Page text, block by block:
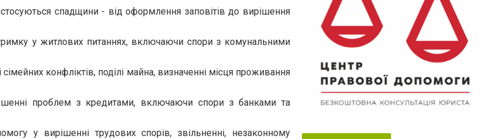
спадщини - від оформлення заповітів до вирішення
у житлових питаннях, включаючи спори з комунальними
конфліктів, поділі майна, визначенні місця проживання
проблем з кредитами, включаючи спори з банками та
у вирішенні трудових спорів, звільненні, незаконному